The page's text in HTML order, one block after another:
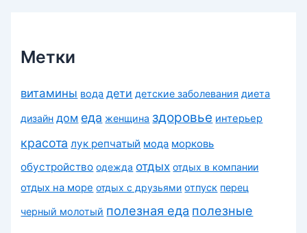
Метки
витамины вода дети детские заболевания диета
дизайн дом еда женщина здоровье интерьер
красота лук репчатый мода морковь
обустройство одежда отдых отдых в компании
отдых на море отдых с друзьями отпуск перец
черный молотый полезная еда полезные